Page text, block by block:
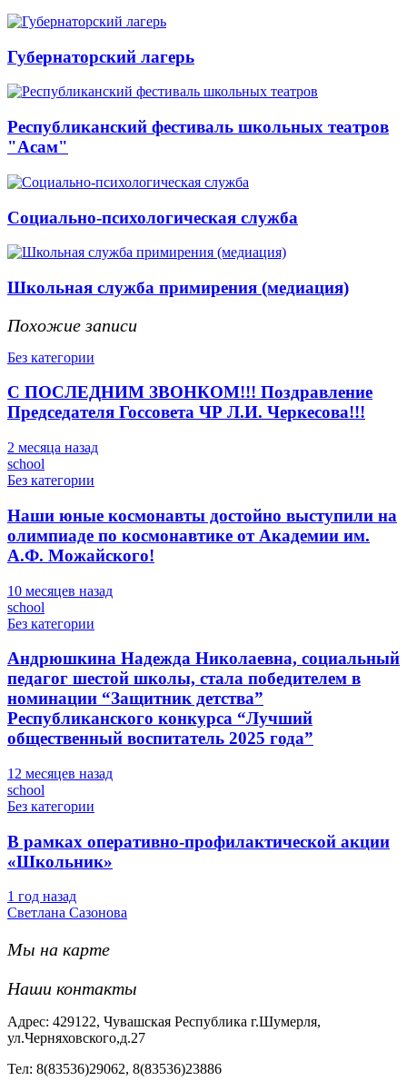
Губернаторский лагерь
Республиканский фестиваль школьных театров
"Асам"
Социально-психологическая служба
Школьная служба примирения (медиация)
Похожие записи
Без категории
С ПОСЛЕДНИМ ЗВОНКОМ!!! Поздравление
Председателя Госсовета ЧР Л.И. Черкесова!!!
2 месяца назад
school
Без категории
Наши юные космонавты достойно выступили на
олимпиаде по космонавтике от Академии им.
А.Ф. Можайского!
10 месяцев назад
school
Без категории
Андрюшкина Надежда Николаевна, социальный
педагог шестой школы, стала победителем в
номинации “Защитник детства”
Республиканского конкурса “Лучший
общественный воспитатель 2025 года”
12 месяцев назад
school
Без категории
В рамках оперативно-профилактической акции
«Школьник»
1 год назад
Светлана Сазонова
Мы на карте
Наши контакты
Адрес: 429122, Чувашская Республика г.Шумерля,
ул.Черняховского,д.27
Тел: 8(83536)29062, 8(83536)23886